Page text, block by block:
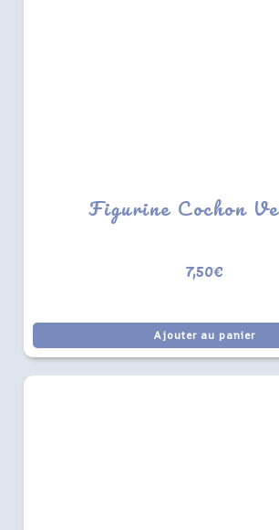
Figurine Cochon
7,50€
Ajouter au panier